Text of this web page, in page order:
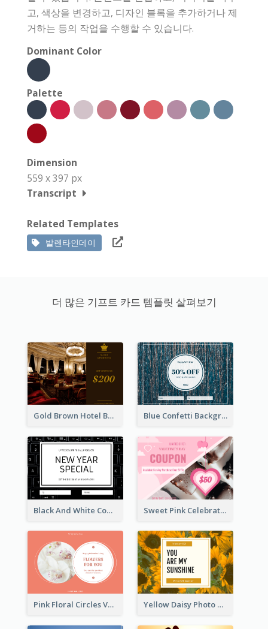
고, 색상을 변경하고, 디자인 블록을 추가하거나 제
거하는 등의 작업을 수행할 수 있습니다.
Dominant Color
Palette
Dimension
559 x 397 px
Transcript
Related Templates
발렌타인데이
더 많은 기프트 카드 템플릿 살펴보기
Gold Brown Hotel Booking Gift Card Blue Confetti Background New Year Sale Gift Card
Black And White Computer Photo New Year Gift Card Sweet Pink Celebration Gift Card Template Design
Pink Floral Circles Valentines Day Gift Card Yellow Daisy Photo Valentines Day Gift Card